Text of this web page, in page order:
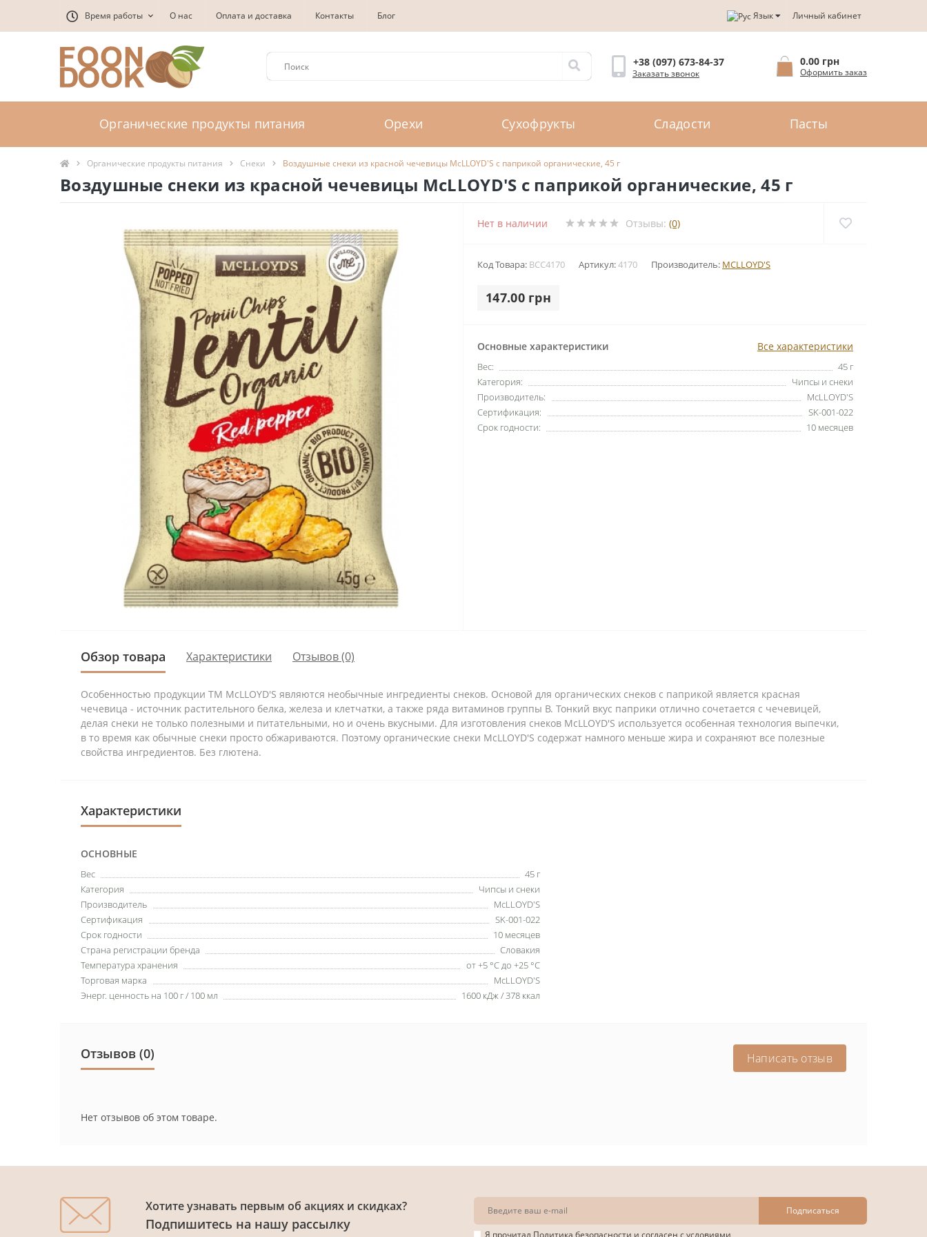
Время работы О нас Оплата и доставка Контакты Блог Язык Личный кабинет
+38 (097) 673-84-37
Заказать звонок
0.00 грн
Оформить заказ
Органические продукты питания Орехи Сухофрукты Сладости Пасты
Органические продукты питания Снеки Воздушные снеки из красной чечевицы McLLOYD'S с паприкой органические, 45 г
Воздушные снеки из красной чечевицы McLLOYD'S с паприкой органические, 45 г
Нет в наличии Отзывы: (0)
Код Товара: BCC4170 Артикул:4170 Производитель: MCLLOYD'S
147.00 грн
Основные характеристики Все характеристики
Вес:
45 г
Категория:
Чипсы и снеки
Производитель:
McLLOYD'S
Сертификация:
SK-001-022
Срок годности:
10 месяцев
Обзор товара Характеристики Отзывов (0)
Особенностью продукции ТМ McLLOYD'S являются необычные ингредиенты снеков. Основой для органических снеков с паприкой является красная
чечевица - источник растительного белка, железа и клетчатки, а также ряда витаминов группы В. Тонкий вкус паприки отлично сочетается с чечевицей,
делая снеки не только полезными и питательными, но и очень вкусными. Для изготовления снеков McLLOYD'S используется особенная технология выпечки,
в то время как обычные снеки просто обжариваются. Поэтому органические снеки McLLOYD'S содержат намного меньше жира и сохраняют все полезные
свойства ингредиентов. Без глютена.
Характеристики
ОСНОВНЫЕ
Вес
45 г
Категория
Чипсы и снеки
Производитель
McLLOYD'S
Сертификация
SK-001-022
Срок годности
10 месяцев
Страна регистрации бренда
Словакия
Температура хранения
от +5 °C до +25 °C
Торговая марка
McLLOYD'S
Энерг. ценность на 100 г / 100 мл
1600 кДж / 378 ккал
Отзывов (0) Написать отзыв
Нет отзывов об этом товаре.
Хотите узнавать первым об акциях и скидках?
Подпишитесь на нашу рассылку
Подписаться
Я прочитал Политика безопасности и согласен с условиями